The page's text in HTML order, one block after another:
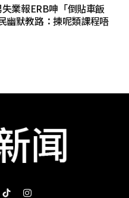
業報ERB呻「倒貼車飯
幽默教路：揀呢類課程唔